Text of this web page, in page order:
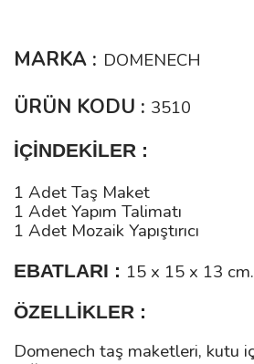
MARKA : DOMENECH
ÜRÜN KODU : 3510
İÇİNDEKİLER :
1 Adet Taş Maket
1 Adet Yapım Talimatı
1 Adet Mozaik Yapıştırıcı
EBATLARI : 15 x 15 x 13 cm.
ÖZELLİKLER :
Domenech taş maketleri, kutu